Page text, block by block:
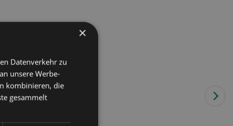
×
Datenverkehr zu
unsere Werbe-
kombinieren, die
gesammelt